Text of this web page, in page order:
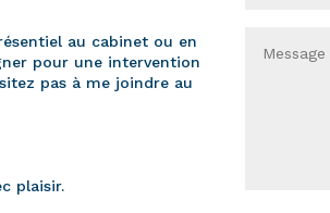
au cabinet ou en
pour une intervention
pas à me joindre au
plaisir.